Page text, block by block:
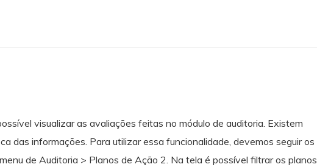
visualizar as avaliações feitas no módulo de auditoria. Existem
das informações. Para utilizar essa funcionalidade, devemos seguir os
de Auditoria > Planos de Ação 2. Na tela é possível filtrar os planos